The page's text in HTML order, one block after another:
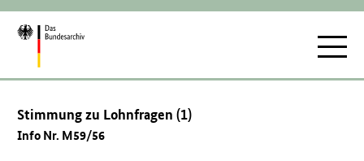
Zur
Stimmung zu Lohnfragen (1)
Info Nr. M59/56